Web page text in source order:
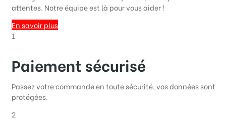
attentes. Notre équipe est là pour vous aider !
En savoir plus
1
Paiement sécurisé
Passez votre commande en toute sécurité, vos données sont
protégées.
2